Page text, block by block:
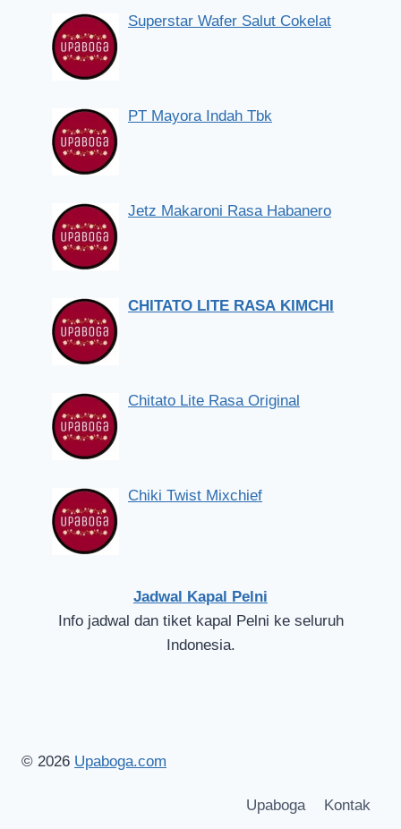
Superstar Wafer Salut Cokelat
PT Mayora Indah Tbk
Jetz Makaroni Rasa Habanero
CHITATO LITE RASA KIMCHI
Chitato Lite Rasa Original
Chiki Twist Mixchief
Jadwal Kapal Pelni
Info jadwal dan tiket kapal Pelni ke seluruh
Indonesia.
© 2026 Upaboga.com
Upaboga Kontak